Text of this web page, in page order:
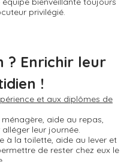
privilégié.
et aux diplômes de
aide au repas,
leur journée.
à la toilette, aide au lever et
de rester chez eux le
? Enrichir leur
!